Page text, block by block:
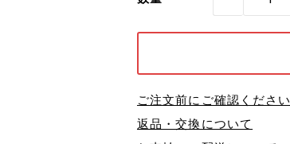
ご注文前にご確認ください
返品・交換について